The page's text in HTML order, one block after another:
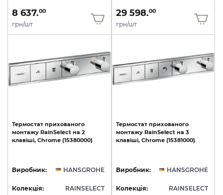
8 637.00
грн/шт
29 598.00
грн/шт
Термостат прихованого
монтажу RainSelect на 2
клавіші, Chrome (15380000)
Виробник: HANSGROHE
Колекція: RAINSELECT
Термостат прихованого
монтажу RainSelect на 3
клавіші, Chrome (15381000)
Виробник: HANSGROHE
Колекція: RAINSELECT